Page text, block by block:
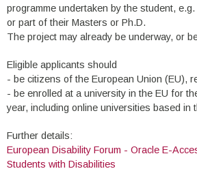
programme undertaken by the student,
or part of their Masters or Ph.D.
The project may already be underway, or
Eligible applicants should
- be citizens of the European Union (EU),
- be enrolled at a university in the EU for
year, including online universities based in
Further details:
European Disability Forum - Oracle E-
Students with Disabilities